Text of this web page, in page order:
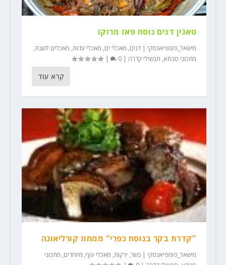
טאגין דגים נוסח פאז מרוקו
מישאל_פומפיאנסקי | דגים, מאכלי ים, מאכלי עדות, מאכלים לשבת,
מתכוני סבתא, תבשילי קדרה |
0
|
קרא עוד
"קדרת בקר בנוסח כפרי" ממחוז קורליאונה
מישאל_פומפיאנסקי | בשר, ירקות, מאכלי עוף, מיוחדים, מתכוני